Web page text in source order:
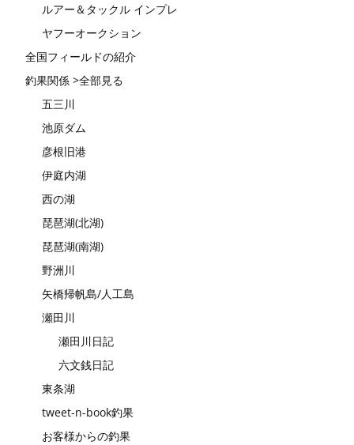
ルアー＆タックル インプレ
ヤフーオークション
全国フィールドの紹介
釣果関係 >全部見る
五三川
池原ダム
彦根旧港
伊庭内湖
西の湖
琵琶湖(北湖)
琵琶湖(南湖)
野洲川
矢橋帰帆島/人工島
瀬田川
瀬田川日記
六文銭日記
東条湖
tweet-n-book釣果
お客様からの釣果